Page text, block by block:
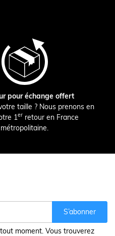
pour échange offert
taille ? Nous prenons en
1erretour en France
métropolitaine.
S’abonner
moment. Vous trouverez